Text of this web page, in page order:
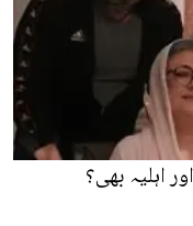
اہلیہ بھی؟